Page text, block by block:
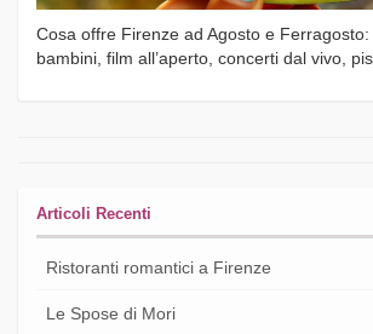
Cosa offre Firenze ad Agosto e
bambini, film all’aperto, concerti dal vivo,
Articoli Recenti
Ristoranti romantici a Firenze
Le Spose di Mori